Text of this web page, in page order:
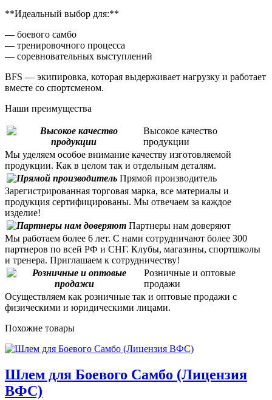
**Идеальный выбор для:**
— боевого самбо
— тренировочного процесса
— соревновательных выступлений
BFS — экипировка, которая выдерживает нагрузку и работает
вместе со спортсменом.
Наши преимущества
Высокое качество
продукции
Мы уделяем особое внимание качеству изготовляемой
продукции. Как в целом так и отдельным деталям.
Прямой производитель
Зарегистрированная торговая марка, все материалы и
продукция сертифицированы. Мы отвечаем за каждое
изделие!
Партнеры нам доверяют
Мы работаем более 6 лет. С нами сотрудничают более 300
партнеров по всей РФ и СНГ. Клубы, магазины, спортшколы
и тренера. Приглашаем к сотрудничеству!
Розничные и оптовые
продажи
Осуществляем как розничные так и оптовые продажи с
физическими и юридическими лицами.
Похожие товары
Шлем для Боевого Самбо (Лицензия
ВФС)